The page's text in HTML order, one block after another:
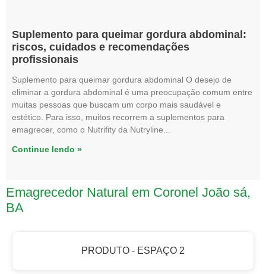
Suplemento para queimar gordura abdominal:
riscos, cuidados e recomendações
profissionais
Suplemento para queimar gordura abdominal O desejo de
eliminar a gordura abdominal é uma preocupação comum entre
muitas pessoas que buscam um corpo mais saudável e
estético. Para isso, muitos recorrem a suplementos para
emagrecer, como o Nutrifity da Nutryline
Continue lendo »
Emagrecedor Natural em Coronel João sá,
BA
PRODUTO - ESPAÇO 2